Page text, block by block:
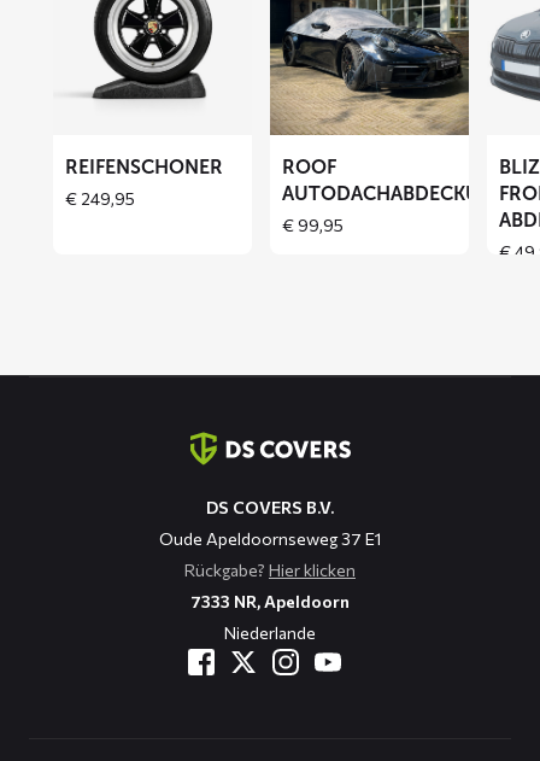
Reifenschoner
REIFENSCHONER
€249,95
über
ROOF
Autodachabdeckung
ROOF
AUTODACHABDECKUNG
€99,95
über
BLIZZ
€
DS COVERS B.V.
Oude Apeldoornseweg 37 E1
Rückgabe? Hier klicken
7333 NR, Apeldoorn
Niederlande